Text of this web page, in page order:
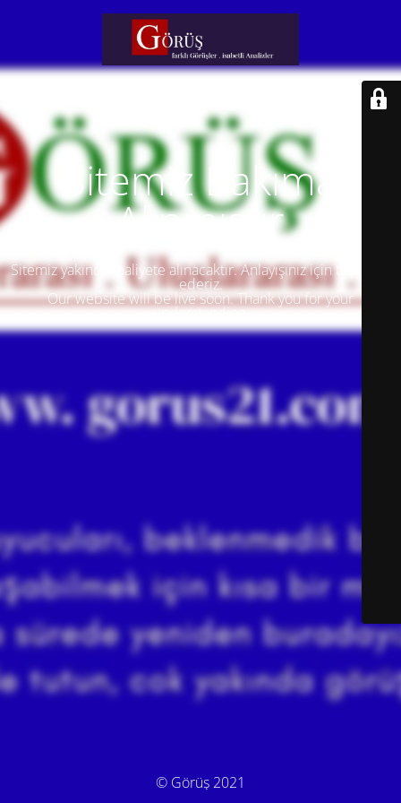
Sitemiz Bakıma
Alınmıştır
Sitemiz yakında faaliyete alınacaktır. Anlayışınız için teşekkür
ederiz.
Our website will be live soon. Thank you for your
understanding.
© Görüş 2021